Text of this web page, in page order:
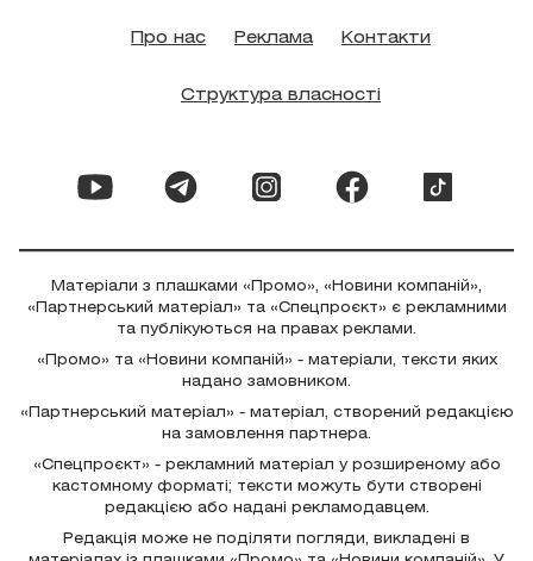
Про нас Реклама Контакти
Структура власності
Матеріали з плашками «Промо», «Новини компаній»,
«Партнерський матеріал» та «Спецпроєкт» є рекламними
та публікуються на правах реклами.
«Промо» та «Новини компаній» - матеріали, тексти яких
надано замовником.
«Партнерський матеріал» - матеріал, створений редакцією
на замовлення партнера.
«Спецпроєкт» - рекламний матеріал у розширеному або
кастомному форматі; тексти можуть бути створені
редакцією або надані рекламодавцем.
Редакція може не поділяти погляди, викладені в